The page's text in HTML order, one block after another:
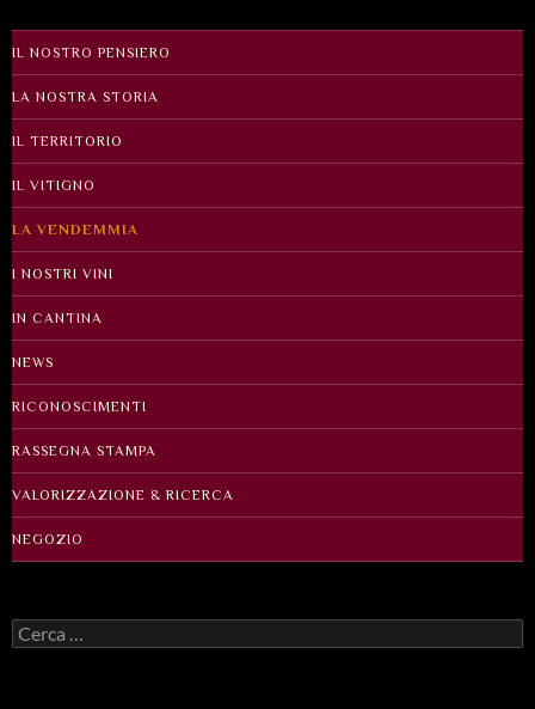
IL NOSTRO PENSIERO
LA NOSTRA STORIA
IL TERRITORIO
IL VITIGNO
LA VENDEMMIA
I NOSTRI VINI
IN CANTINA
NEWS
RICONOSCIMENTI
RASSEGNA STAMPA
VALORIZZAZIONE & RICERCA
NEGOZIO
Ricerca
per: